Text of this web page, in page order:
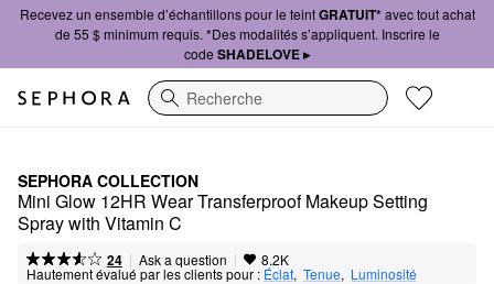
Recevez un ensemble d’échantillons pour le teintGRATUIT*avec tout achat
de 55 $ minimum requis. *Des modalités s’appliquent. Inscrire le
code SHADELOVE ▸
Recherche
SEPHORA COLLECTION
Mini Glow 12HR Wear Transferproof Makeup Setting
Spray with Vitamin C
24 | Ask a question | 8.2K
Hautement évalué par les clients pour : Éclat, Tenue, Luminosité